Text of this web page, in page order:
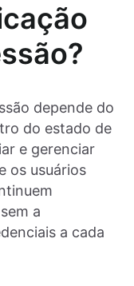
depende do
do estado de
e gerenciar
os usuários
a
a cada